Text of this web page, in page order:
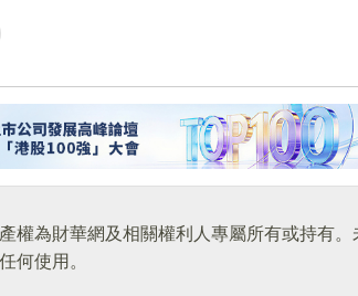
權為財華網及相關權利人專屬所有或持有。
何使用。